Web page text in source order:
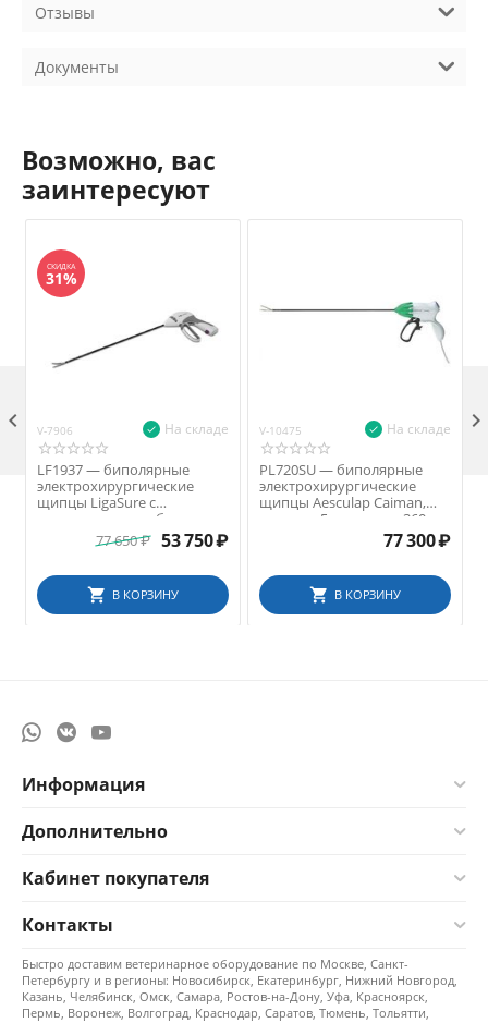
Отзывы
Документы
Возможно, вас
заинтересуют
СКИДКА
31%
V-7906 На складе
LF1937 — биполярные
электрохирургические
щипцы LigaSure с
нанопокрытием, бранши
типа Maryland, 370 мм
77 650₽ 53 750₽
В КОРЗИНУ
V-10475 На складе
PL720SU — биполярные
электрохирургические
щипцы Aesculap Caiman,
диаметр 5 мм, длина 360 мм
77 300₽
В КОРЗИНУ
 
Информация
Дополнительно
Кабинет покупателя
Контакты
Быстро доставим ветеринарное оборудование по Москве, Санкт-
Петербургу и в регионы: Новосибирск, Екатеринбург, Нижний Новгород,
Казань, Челябинск, Омск, Самара, Ростов-на-Дону, Уфа, Красноярск,
Пермь, Воронеж, Волгоград, Краснодар, Саратов, Тюмень, Тольятти,